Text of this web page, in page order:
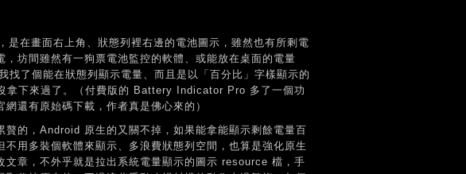
在畫面右上角、狀態列裡右邊的電池圖示，雖然也有所剩電
坊間雖然有一狗票電池監控的軟體、或能放在桌面的電量
找了個能在狀態列顯示電量、而且是以「百分比」字樣顯示的
拿下來過了。（付費版的 Battery Indicator Pro 多了一個功
還有原始碼下載，作者真是佛心來的）
的，Android 原生的又關不掉，如果能拿能顯示剩餘電量百
用多裝個軟體來顯示、多浪費狀態列空間，也算是強化原生
文章，不外乎就是拉出系統電量顯示的圖示 resource 檔，手